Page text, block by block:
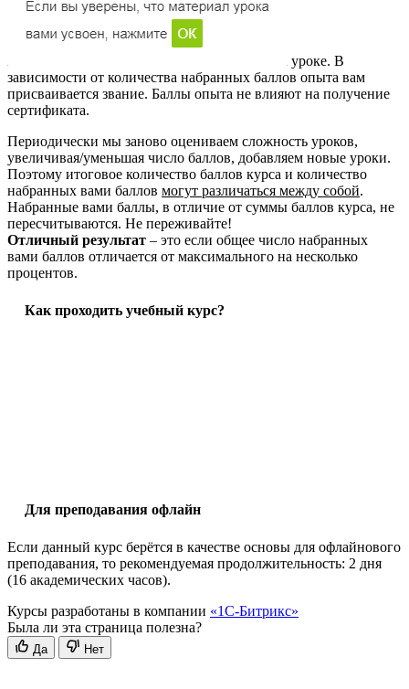
уроке. В
зависимости от количества набранных баллов опыта вам
присваивается звание. Баллы опыта не влияют на получение
сертификата.
Периодически мы заново оцениваем сложность уроков,
увеличивая/уменьшая число баллов, добавляем новые уроки.
Поэтому итоговое количество баллов курса и количество
набранных вами баллов могут различаться между собой.
Набранные вами баллы, в отличие от суммы баллов курса, не
пересчитываются. Не переживайте!
Отличный результат – это если общее число набранных
вами баллов отличается от максимального на несколько
процентов.
Как проходить учебный курс?
Для преподавания офлайн
Если данный курс берётся в качестве основы для офлайнового
преподавания, то рекомендуемая продолжительность: 2 дня
(16 академических часов).
Курсы разработаны в компании «1С-Битрикс»
Была ли эта страница полезна?
Да Нет